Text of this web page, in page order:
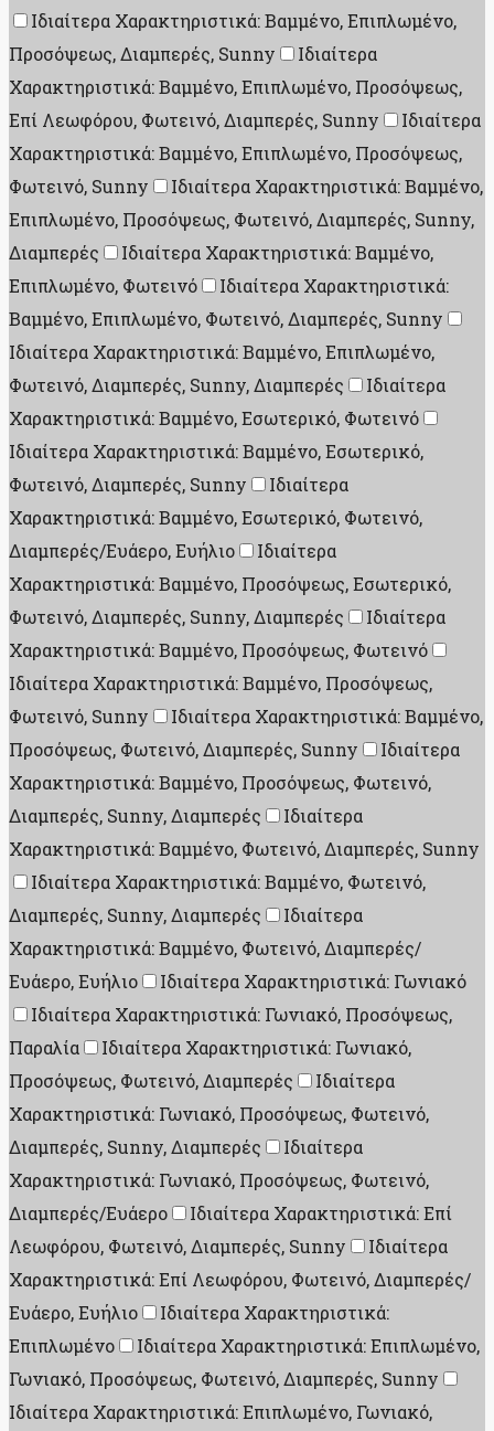
Ιδιαίτερα Χαρακτηριστικά: Βαμμένο, Επιπλωμένο,
Προσόψεως, Διαμπερές, Sunny
Ιδιαίτερα
Χαρακτηριστικά: Βαμμένο, Επιπλωμένο, Προσόψεως,
Επί Λεωφόρου, Φωτεινό, Διαμπερές, Sunny
Ιδιαίτερα
Χαρακτηριστικά: Βαμμένο, Επιπλωμένο, Προσόψεως,
Φωτεινό, Sunny
Ιδιαίτερα Χαρακτηριστικά: Βαμμένο,
Επιπλωμένο, Προσόψεως, Φωτεινό, Διαμπερές, Sunny,
Διαμπερές
Ιδιαίτερα Χαρακτηριστικά: Βαμμένο,
Επιπλωμένο, Φωτεινό
Ιδιαίτερα Χαρακτηριστικά:
Βαμμένο, Επιπλωμένο, Φωτεινό, Διαμπερές, Sunny
Ιδιαίτερα Χαρακτηριστικά: Βαμμένο, Επιπλωμένο,
Φωτεινό, Διαμπερές, Sunny, Διαμπερές
Ιδιαίτερα
Χαρακτηριστικά: Βαμμένο, Εσωτερικό, Φωτεινό
Ιδιαίτερα Χαρακτηριστικά: Βαμμένο, Εσωτερικό,
Φωτεινό, Διαμπερές, Sunny
Ιδιαίτερα
Χαρακτηριστικά: Βαμμένο, Εσωτερικό, Φωτεινό,
Διαμπερές/Ευάερο, Ευήλιο
Ιδιαίτερα
Χαρακτηριστικά: Βαμμένο, Προσόψεως, Εσωτερικό,
Φωτεινό, Διαμπερές, Sunny, Διαμπερές
Ιδιαίτερα
Χαρακτηριστικά: Βαμμένο, Προσόψεως, Φωτεινό
Ιδιαίτερα Χαρακτηριστικά: Βαμμένο, Προσόψεως,
Φωτεινό, Sunny
Ιδιαίτερα Χαρακτηριστικά: Βαμμένο,
Προσόψεως, Φωτεινό, Διαμπερές, Sunny
Ιδιαίτερα
Χαρακτηριστικά: Βαμμένο, Προσόψεως, Φωτεινό,
Διαμπερές, Sunny, Διαμπερές
Ιδιαίτερα
Χαρακτηριστικά: Βαμμένο, Φωτεινό, Διαμπερές, Sunny
Ιδιαίτερα Χαρακτηριστικά: Βαμμένο, Φωτεινό,
Διαμπερές, Sunny, Διαμπερές
Ιδιαίτερα
Χαρακτηριστικά: Βαμμένο, Φωτεινό, Διαμπερές/
Ευάερο, Ευήλιο
Ιδιαίτερα Χαρακτηριστικά: Γωνιακό
Ιδιαίτερα Χαρακτηριστικά: Γωνιακό, Προσόψεως,
Παραλία
Ιδιαίτερα Χαρακτηριστικά: Γωνιακό,
Προσόψεως, Φωτεινό, Διαμπερές
Ιδιαίτερα
Χαρακτηριστικά: Γωνιακό, Προσόψεως, Φωτεινό,
Διαμπερές, Sunny, Διαμπερές
Ιδιαίτερα
Χαρακτηριστικά: Γωνιακό, Προσόψεως, Φωτεινό,
Διαμπερές/Ευάερο
Ιδιαίτερα Χαρακτηριστικά: Επί
Λεωφόρου, Φωτεινό, Διαμπερές, Sunny
Ιδιαίτερα
Χαρακτηριστικά: Επί Λεωφόρου, Φωτεινό, Διαμπερές/
Ευάερο, Ευήλιο
Ιδιαίτερα Χαρακτηριστικά:
Επιπλωμένο
Ιδιαίτερα Χαρακτηριστικά: Επιπλωμένο,
Γωνιακό, Προσόψεως, Φωτεινό, Διαμπερές, Sunny
Ιδιαίτερα Χαρακτηριστικά: Επιπλωμένο, Γωνιακό,